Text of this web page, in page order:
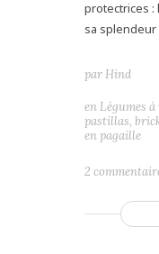
protectrices :
sa splendeur
par Hind
en Légumes
pastillas,
en pagaille
2